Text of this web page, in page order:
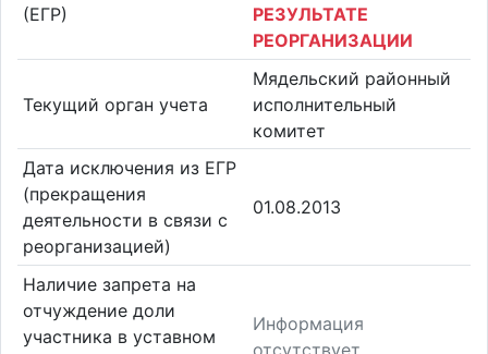
(ЕГР)
РЕЗУЛЬТАТЕ
РЕОРГАНИЗАЦИИ
Текущий орган учета
Мядельский районный
исполнительный
комитет
Дата исключения из ЕГР
(прекращения
деятельности в связи с
реорганизацией)
01.08.2013
Наличие запрета на
отчуждение доли
участника в уставном
Информация
отсутствует